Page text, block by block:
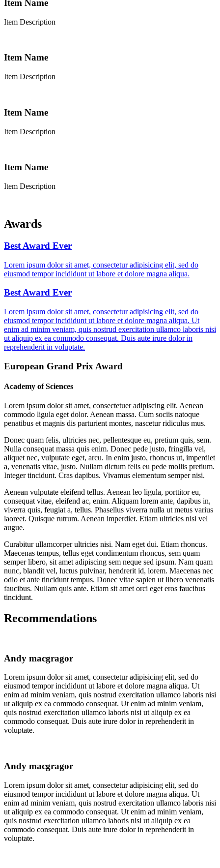
Item Name
Item Description
Item Name
Item Description
Item Name
Item Description
Item Name
Item Description
Awards
Best Award Ever
Lorem ipsum dolor sit amet, consectetur adipisicing elit, sed do
eiusmod tempor incididunt ut labore et dolore magna aliqua.
Best Award Ever
Lorem ipsum dolor sit amet, consectetur adipisicing elit, sed do
eiusmod tempor incididunt ut labore et dolore magna aliqua. Ut
enim ad minim veniam, quis nostrud exercitation ullamco laboris nisi
ut aliquip ex ea commodo consequat. Duis aute irure dolor in
reprehenderit in voluptate.
European Grand Prix Award
Academy of Sciences
Lorem ipsum dolor sit amet, consectetuer adipiscing elit. Aenean
commodo ligula eget dolor. Aenean massa. Cum sociis natoque
penatibus et magnis dis parturient montes, nascetur ridiculus mus.
Donec quam felis, ultricies nec, pellentesque eu, pretium quis, sem.
Nulla consequat massa quis enim. Donec pede justo, fringilla vel,
aliquet nec, vulputate eget, arcu. In enim justo, rhoncus ut, imperdiet
a, venenatis vitae, justo. Nullam dictum felis eu pede mollis pretium.
Integer tincidunt. Cras dapibus. Vivamus elementum semper nisi.
Aenean vulputate eleifend tellus. Aenean leo ligula, porttitor eu,
consequat vitae, eleifend ac, enim. Aliquam lorem ante, dapibus in,
viverra quis, feugiat a, tellus. Phasellus viverra nulla ut metus varius
laoreet. Quisque rutrum. Aenean imperdiet. Etiam ultricies nisi vel
augue.
Curabitur ullamcorper ultricies nisi. Nam eget dui. Etiam rhoncus.
Maecenas tempus, tellus eget condimentum rhoncus, sem quam
semper libero, sit amet adipiscing sem neque sed ipsum. Nam quam
nunc, blandit vel, luctus pulvinar, hendrerit id, lorem. Maecenas nec
odio et ante tincidunt tempus. Donec vitae sapien ut libero venenatis
faucibus. Nullam quis ante. Etiam sit amet orci eget eros faucibus
tincidunt.
Recommendations
Andy macgragor
Lorem ipsum dolor sit amet, consectetur adipisicing elit, sed do
eiusmod tempor incididunt ut labore et dolore magna aliqua. Ut
enim ad minim veniam, quis nostrud exercitation ullamco laboris nisi
ut aliquip ex ea commodo consequat. Ut enim ad minim veniam,
quis nostrud exercitation ullamco laboris nisi ut aliquip ex ea
commodo consequat. Duis aute irure dolor in reprehenderit in
voluptate.
Andy macgragor
Lorem ipsum dolor sit amet, consectetur adipisicing elit, sed do
eiusmod tempor incididunt ut labore et dolore magna aliqua. Ut
enim ad minim veniam, quis nostrud exercitation ullamco laboris nisi
ut aliquip ex ea commodo consequat. Ut enim ad minim veniam,
quis nostrud exercitation ullamco laboris nisi ut aliquip ex ea
commodo consequat. Duis aute irure dolor in reprehenderit in
voluptate.